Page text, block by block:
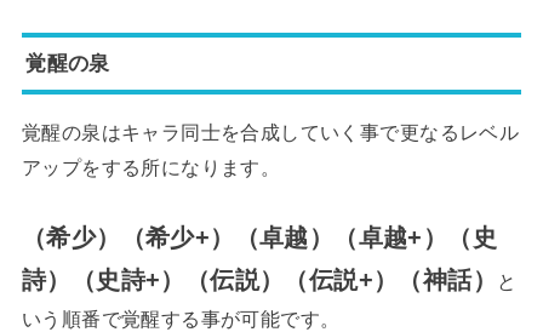
覚醒の泉
覚醒の泉はキャラ同士を合成していく事で更なるレベル
アップをする所になります。
（希少）（希少+）（卓越）（卓越+）（史
詩）（史詩+）（伝説）（伝説+）（神話）
と
いう順番で覚醒する事が可能です。